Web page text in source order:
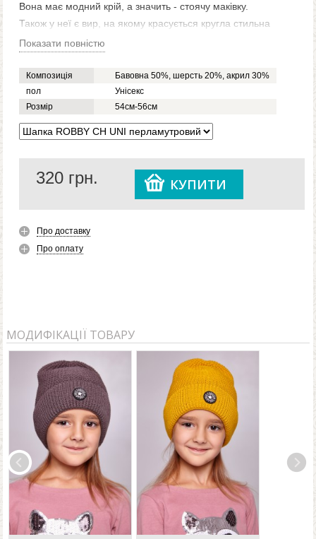
Вона має модний крій, а значить - стоячу маківку.
Також у неї є вир, на якому красується кругла стильна
нашивка. Вона підходить і хлопчикам, і дівчаткам, тому
Ця дитяча шапка купити яку ви можете за вигідною
ціною від виробника в нашому інтернет-магазині,
відмінно впишеться в гардероб вашого чада і стане
незамінною його частиною.
Показати повністю
Композиція
Бавовна 50%, шерсть 20%, акрил 30%
пол
Унісекс
Розмір
54см-56см
320 грн. КУПИТИ
Про доставку
Про оплату
МОДИФІКАЦІЇ ТОВАРУ